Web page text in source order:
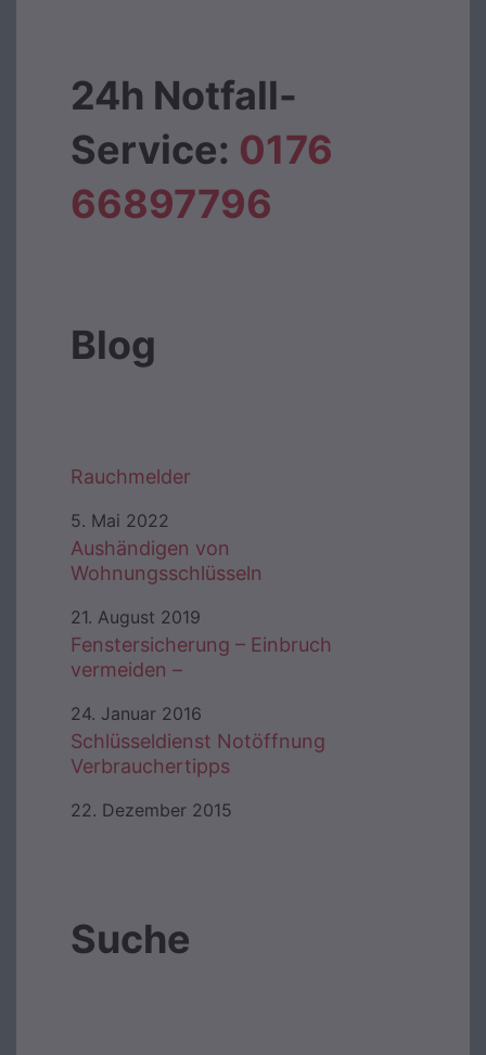
24h Notfall-
Service: 0176
66897796‬
Blog
Rauchmelder
5. Mai 2022
Aushändigen von
Wohnungsschlüsseln
21. August 2019
Fenstersicherung – Einbruch
vermeiden –
24. Januar 2016
Schlüsseldienst Notöffnung
Verbrauchertipps
22. Dezember 2015
Suche